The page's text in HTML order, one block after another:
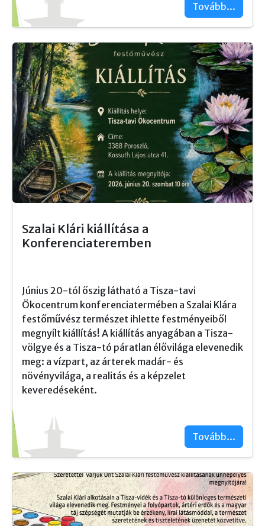
Tovább...
Szalai Klári kiállítása a
Konferenciateremben
Június 20-tól őszig látható a Tisza-tavi
Ökocentrum konferenciatermében a Szalai Klára
festőművész természet ihlette festményeiből
megnyílt kiállítás! A kiállítás anyagában a Tisza-
völgye és a Tisza-tó páratlan élővilága elevenedik
meg: a vízpart, az árterek madár- és
növényvilága, a realitás és a képzelet
keveredéseként.
Tovább...